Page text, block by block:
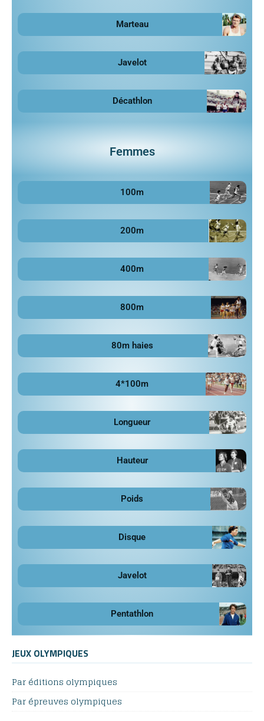
Marteau
Javelot
Décathlon
Femmes
100m
200m
400m
800m
80m haies
4*100m
Longueur
Hauteur
Poids
Disque
Javelot
Pentathlon
JEUX OLYMPIQUES
Par éditions olympiques
Par épreuves olympiques